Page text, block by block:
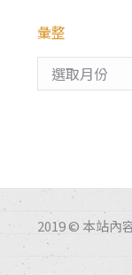
彙整
整
2019 © 本站內